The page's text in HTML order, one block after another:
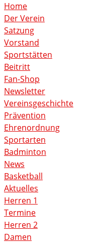
Home
Der Verein
Satzung
Vorstand
Sportstätten
Beitritt
Fan-Shop
Newsletter
Vereinsgeschichte
Prävention
Ehrenordnung
Sportarten
Badminton
News
Basketball
Aktuelles
Herren 1
Termine
Herren 2
Damen